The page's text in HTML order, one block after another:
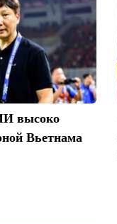
высоко
Вьетнама